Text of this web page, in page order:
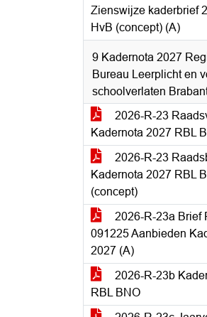
Zienswijze kaderbrief
HvB (concept) (A)
9 Kadernota 2027
Bureau Leerplicht en
schoolverlaten
2026-R-23
Kadernota 2027 RBL
2026-R-23
Kadernota 2027 RBL
(concept)
2026-R-23a Brief
091225 Aanbieden
2027 (A)
2026-R-23b
RBL BNO